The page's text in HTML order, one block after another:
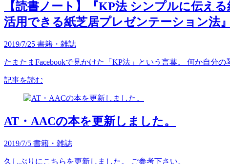
【読書ノート】『KP法 シンプルに伝え
活用できる紙芝居プレゼンテーション法』
2019/7/25 書籍・雑誌
たまたまFacebookで見かけた「KP法」という言葉。 何か自分
記事を読む
AT・AACの本を更新しました。
2019/7/5 書籍・雑誌
久しぶりにこちらを更新しました。 ご参考下さい。